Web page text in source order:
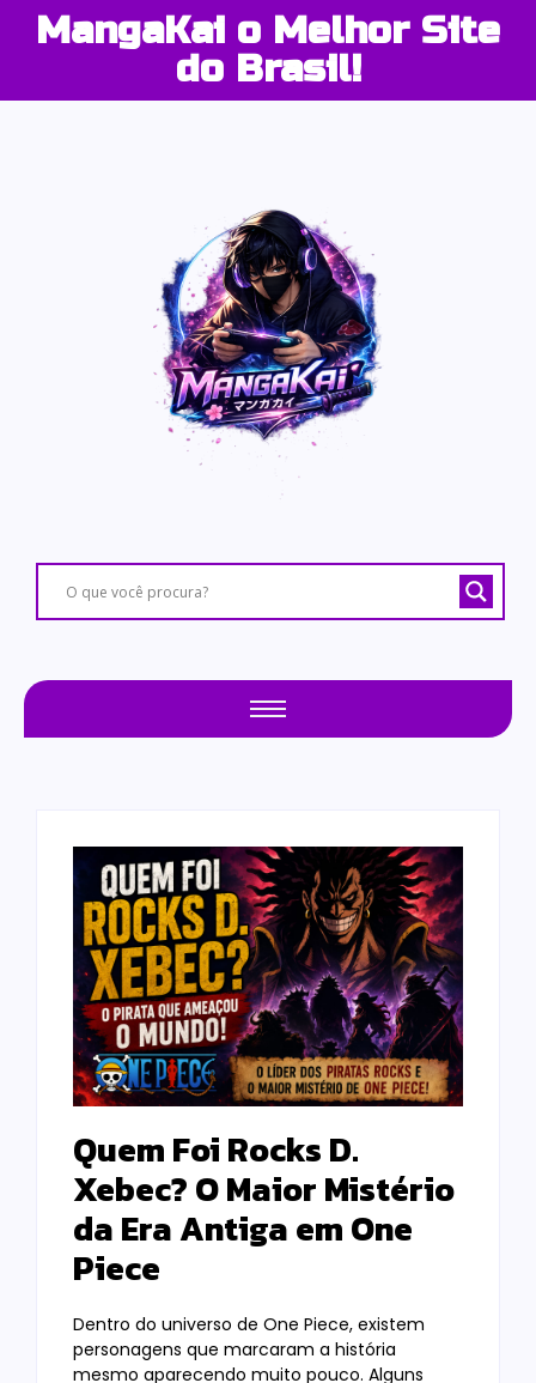
MangaKai o Melhor Site
do Brasil!
Quem Foi Rocks D.
Xebec? O Maior Mistério
da Era Antiga em One
Piece
Dentro do universo de One Piece, existem
personagens que marcaram a história
mesmo aparecendo muito pouco. Alguns